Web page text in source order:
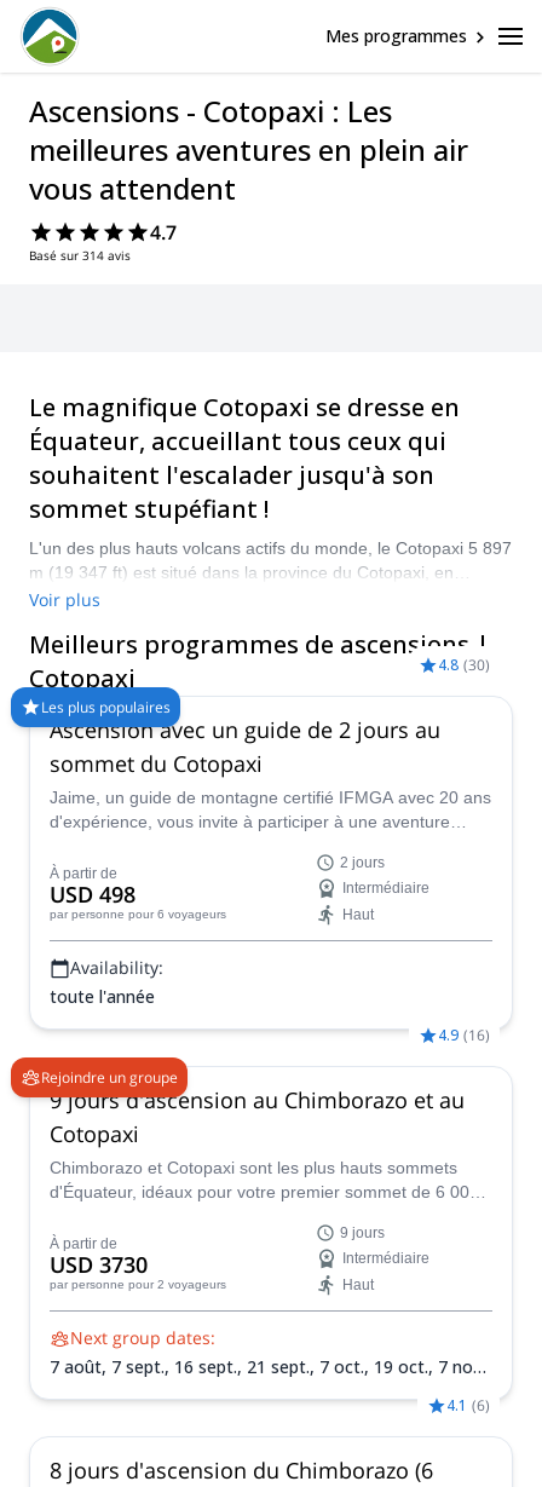
Mes programmes
Ascensions - Cotopaxi : Les
meilleures aventures en plein air
vous attendent
4.7
Basé sur 314 avis
Le magnifique Cotopaxi se dresse en
Équateur, accueillant tous ceux qui
souhaitent l'escalader jusqu'à son
sommet stupéfiant !
L'un des plus hauts volcans actifs du monde, le Cotopaxi 5 897
m (19 347 ft) est situé dans la province du Cotopaxi, en
Équateur. Alliant une difficulté technique modérée à une
choix pour ceux qui souhaitent passer à la vitesse supérieure
en matière d'alpinisme. Pour atteindre le sommet, vous devrez
escalader les glaciers massifs du Cotopaxi et contourner avec
précaution son champ de crevasses. Un guide de montagne
certifié est indispensable pour une expérience enrichissante et
sûre. Explore-Share.com ne promeut que des programmes de
montagne conduits par des guides certifiés.
Voir plus
Meilleurs programmes de ascensions |
Cotopaxi
Les plus populaires
4.8 (30)
Ascension avec un guide de 2 jours au
sommet du Cotopaxi
Jaime, un guide de montagne certifié IFMGA avec 20 ans
d'expérience, vous invite à participer à une aventure
À partir de
USD 498
par personne pour 6 voyageurs
2 jours
Intermédiaire
Haut
Availability:
toute l'année
Rejoindre un groupe
4.9 (16)
9 jours d'ascension au Chimborazo et au
Cotopaxi
Chimborazo et Cotopaxi sont les plus hauts sommets
d'Équateur, idéaux pour votre premier sommet de 6 000
9 jours dirigée par Rafael, un guide de montagne certifié
ASEGUIM.
À partir de
USD 3730
par personne pour 2 voyageurs
9 jours
Intermédiaire
Haut
Next group dates:
7 août, 7 sept., 16 sept., 21 sept., 7 oct., 19 oct., 7 nov.,
4.1 (6)
8 jours d'ascension du Chimborazo (6